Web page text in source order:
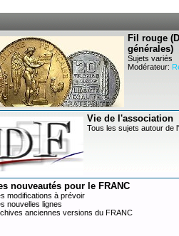
Fil rouge
générales)
Sujets variés
Modérateur:
Vie de l'association
Tous les sujets autour de
nouveautés pour le FRANC
modifications à prévoir
nouvelles lignes
anciennes versions du FRANC